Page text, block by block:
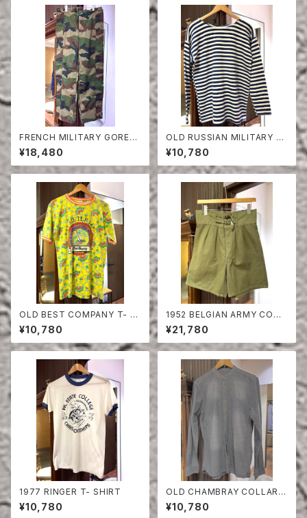
FRENCH MILITARY GORET
EX PANTS
¥18,480
OLD RUSSIAN MILITARY B
ORDER CUT-SEW
¥10,780
OLD BEST COMPANY T- S
HIRT
¥10,780
1952 BELGIAN ARMY COTT
ON SHORTS
¥21,780
1977 RINGER T- SHIRT
¥10,780
OLD CHAMBRAY COLLARE
SS SHIRT
¥10,780